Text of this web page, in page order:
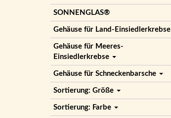
SONNENGLAS®
Gehäuse für Land-Einsiedlerkrebse
Gehäuse für Meeres-
Einsiedlerkrebse
Gehäuse für Schneckenbarsche
Sortierung: Größe
Sortierung: Farbe